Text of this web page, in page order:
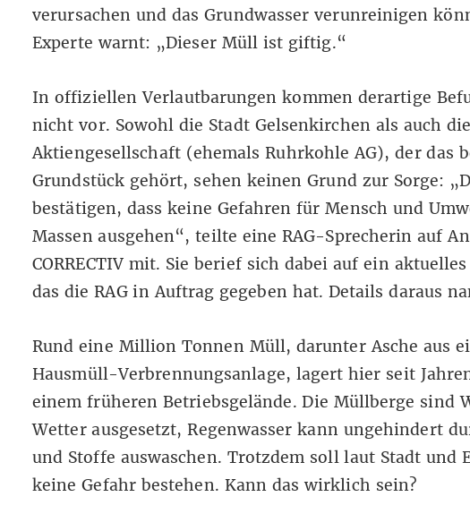
verursachen und das Grundwasser verunreinigen
Experte warnt: „Dieser Müll ist giftig.“
In offiziellen Verlautbarungen kommen derartige
nicht vor. Sowohl die Stadt Gelsenkirchen als auch die
Aktiengesellschaft (ehemals Ruhrkohle AG), der das
Grundstück gehört, sehen keinen Grund zur Sorge:
bestätigen, dass keine Gefahren für Mensch und
Massen ausgehen“, teilte eine RAG-Sprecherin auf
CORRECTIV mit. Sie berief sich dabei auf ein
das die RAG in Auftrag gegeben hat. Details daraus
Rund eine Million Tonnen Müll, darunter Asche aus
Hausmüll-Verbrennungsanlage, lagert hier seit
einem früheren Betriebsgelände. Die Müllberge sind
Wetter ausgesetzt, Regenwasser kann ungehindert
und Stoffe auswaschen. Trotzdem soll laut Stadt und
keine Gefahr bestehen. Kann das wirklich sein?